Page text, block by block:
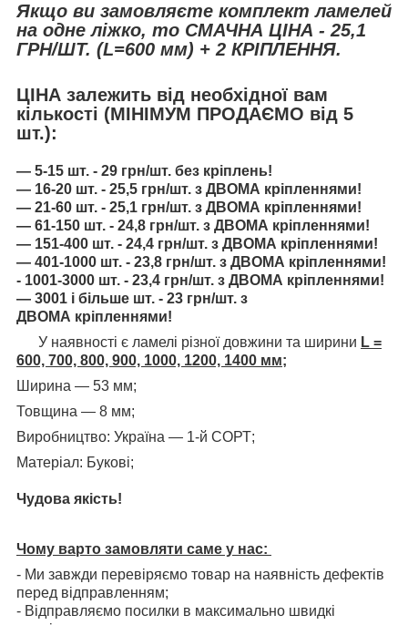
Якщо ви замовляєте комплект ламелей
на одне ліжко, то СМАЧНА ЦІНА - 25,1
ГРН/ШТ. (L=600 мм) + 2 КРІПЛЕННЯ.
ЦІНА залежить від необхідної вам
кількості (МІНІМУМ ПРОДАЄМО від 5
шт.):
— 5-15 шт. - 29 грн/шт. без кріплень!
— 16-20 шт. - 25,5 грн/шт. з ДВОМА кріпленнями!
— 21-60 шт. - 25,1 грн/шт. з ДВОМА кріпленнями!
— 61-150 шт. - 24,8 грн/шт. з ДВОМА кріпленнями!
— 151-400 шт. - 24,4 грн/шт. з ДВОМА кріпленнями!
— 401-1000 шт. - 23,8 грн/шт. з ДВОМА кріпленнями!
- 1001-3000 шт. - 23,4 грн/шт. з ДВОМА кріпленнями!
— 3001 і більше шт. - 23 грн/шт. з
ДВОМА кріпленнями!
У наявності є ламелі різної довжини та ширини L =
600, 700, 800, 900, 1000, 1200, 1400 мм;
Ширина — 53 мм;
Товщина — 8 мм;
Виробництво: Україна — 1-й СОРТ;
Матеріал: Букові;
Чудова якість!
Чому варто замовляти саме у нас:
- Ми завжди перевіряємо товар на наявність дефектів
перед відправленням;
- Відправляємо посилки в максимально швидкі